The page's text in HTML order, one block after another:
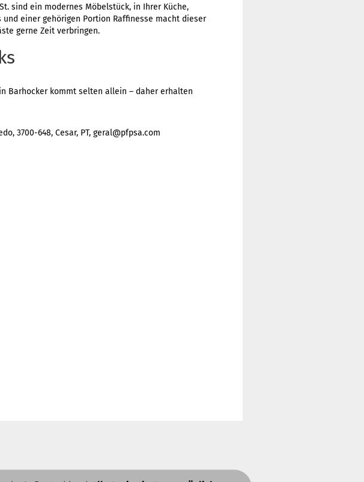
St. sind ein modernes Möbelstück, in Ihrer Küche,
einer gehörigen Portion Raffinesse macht dieser
gerne Zeit verbringen.
Barhocker kommt selten allein – daher erhalten
3700-648, Cesar, PT, geral@pfpsa.com